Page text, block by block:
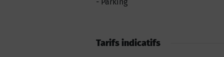
Tarifs indicatifs